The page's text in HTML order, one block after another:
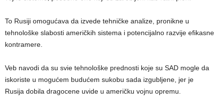
To Rusiji omogućava da izvede tehničke analize, pronikne u
tehnološke slabosti američkih sistema i potencijalno razvije efikasne
kontramere.
Veb navodi da su svie tehnološke prednosti koje su SAD mogle da
iskoriste u mogućem budućem sukobu sada izgubljene, jer je
Rusija dobila dragocene uvide u američku vojnu opremu.